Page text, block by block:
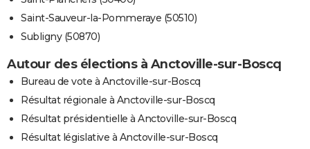
Saint-Sauveur-la-Pommeraye (50510)
Subligny (50870)
Autour des élections à Anctoville-sur-Boscq
Bureau de vote à Anctoville-sur-Boscq
Résultat régionale à Anctoville-sur-Boscq
Résultat présidentielle à Anctoville-sur-Boscq
Résultat législative à Anctoville-sur-Boscq